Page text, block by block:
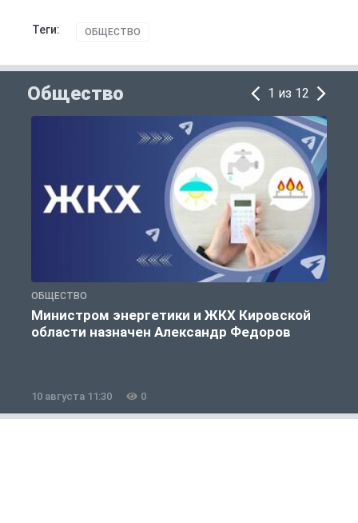
Теги: ОБЩЕСТВО
Общество 1 из 12
ОБЩЕСТВО
Министром энергетики и ЖКХ Кировской
области назначен Александр Федоров
10 августа 11:30 0